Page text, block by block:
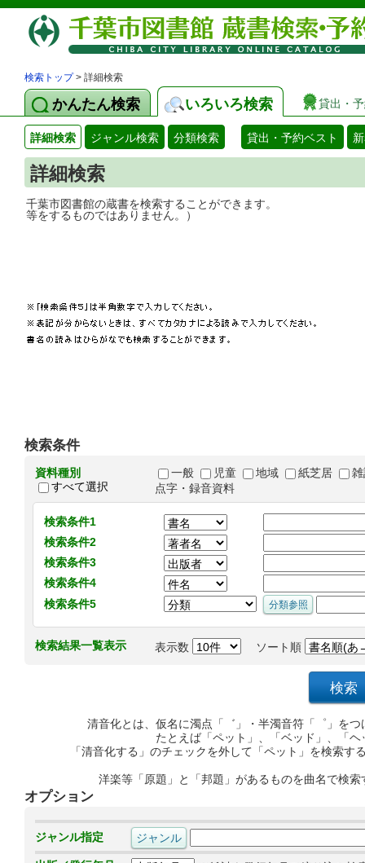
検索トップ> 詳細検索
かんたん検索 いろいろ検索 貸出・
詳細検索 ジャンル検索 分類検索 貸出・予約ベスト
詳細検索
千葉市図書館の蔵書を検索することがで
等をするものではありません。）
検索条件
資料種別
すべて選択
一般 児童 地域 紙芝居
点字・録音資料
検索条件1
検索条件2
検索条件3
検索条件4
検索条件5
検索結果一覧表示 表示数 ソート順
清音化とは、仮名に濁点「゛」・半濁音符「゜」を
たとえば「ペット」、「ベッド」、「
「清音化する」のチェックを外して「ペット」を検索
洋楽等「原題」と「邦題」があるものを曲名で検
オプション
ジャンル指定